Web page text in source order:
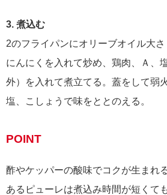
3. 煮込む
2のフライパンにオリーブオイル大さ
にんにくを入れて炒め、鶏肉、Ａ、
外）を入れて煮立てる。蓋をして弱
塩、こしょうで味をととのえる。
POINT
酢やケッパーの酸味でコクが生まれ
あるピューレは煮込み時間が短くて